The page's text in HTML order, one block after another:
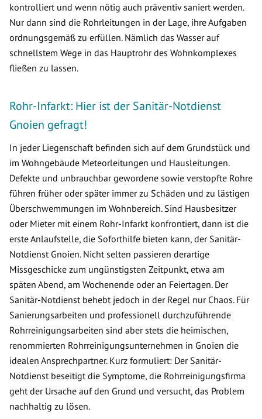
kontrolliert und wenn nötig auch präventiv saniert werden.
Nur dann sind die Rohrleitungen in der Lage, ihre Aufgaben
ordnungsgemäß zu erfüllen. Nämlich das Wasser auf
schnellstem Wege in das Hauptrohr des Wohnkomplexes
fließen zu lassen.
Rohr-Infarkt: Hier ist der Sanitär-Notdienst
Gnoien gefragt!
In jeder Liegenschaft befinden sich auf dem Grundstück und
im Wohngebäude Meteorleitungen und Hausleitungen.
Defekte und unbrauchbar gewordene sowie verstopfte Rohre
führen früher oder später immer zu Schäden und zu lästigen
Überschwemmungen im Wohnbereich. Sind Hausbesitzer
oder Mieter mit einem Rohr-Infarkt konfrontiert, dann ist die
erste Anlaufstelle, die Soforthilfe bieten kann, der Sanitär-
Notdienst Gnoien. Nicht selten passieren derartige
Missgeschicke zum ungünstigsten Zeitpunkt, etwa am
späten Abend, am Wochenende oder an Feiertagen. Der
Sanitär-Notdienst behebt jedoch in der Regel nur Chaos. Für
Sanierungsarbeiten und professionell durchzuführende
Rohrreinigungsarbeiten sind aber stets die heimischen,
renommierten Rohrreinigungsunternehmen in Gnoien die
idealen Ansprechpartner. Kurz formuliert: Der Sanitär-
Notdienst beseitigt die Symptome, die Rohrreinigungsfirma
geht der Ursache auf den Grund und versucht, das Problem
nachhaltig zu lösen.